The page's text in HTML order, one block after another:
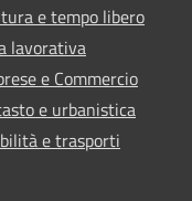
e tempo libero
lavorativa
e Commercio
e urbanistica
e trasporti